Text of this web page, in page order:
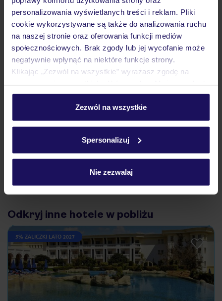
personalizowania wyświetlanych treści i reklam. Pliki
cookie wykorzystywane są także do analizowania ruchu
na naszej stronie oraz oferowania funkcji mediów
społecznościowych. Brak zgody lub jej wycofanie może
negatywnie wpłynąć na niektóre funkcje strony.
Klikając „Zezwól na wszystkie” wyrażasz zgodę na
personalizować swój wybór wchodząc w zakładkę
Szczegółowe informacje o plikach cookie znajdziesz
Zezwól na wszystkie
Spersonalizuj
Nie zezwalaj
Atrakcje
Ważne informacje
Jak zmienić uczestników/osobę zgłaszającą?
Czy w Hotelu będzie przedstawiciel TUI?
Na jakiej podstawie i gdzie otrzymam karty
pokładowe/bilety lotnicze?
Odkryj inne hotele w pobliżu
5% ZALICZKI LATO 2027